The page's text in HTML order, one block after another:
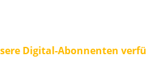
Digital-Abonnenten